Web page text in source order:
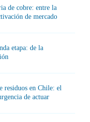
de cobre: entre la
de mercado
etapa: de la
residuos en Chile: el
de actuar